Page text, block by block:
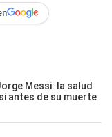
Messi: la salud
antes de su muerte